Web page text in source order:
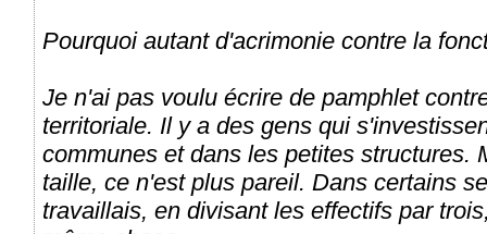
Pourquoi autant d'acrimonie contre la
Je n'ai pas voulu écrire de pamphlet
territoriale. Il y a des gens qui
communes et dans les petites structures.
taille, ce n'est plus pareil. Dans certains
travaillais, en divisant les effectifs par